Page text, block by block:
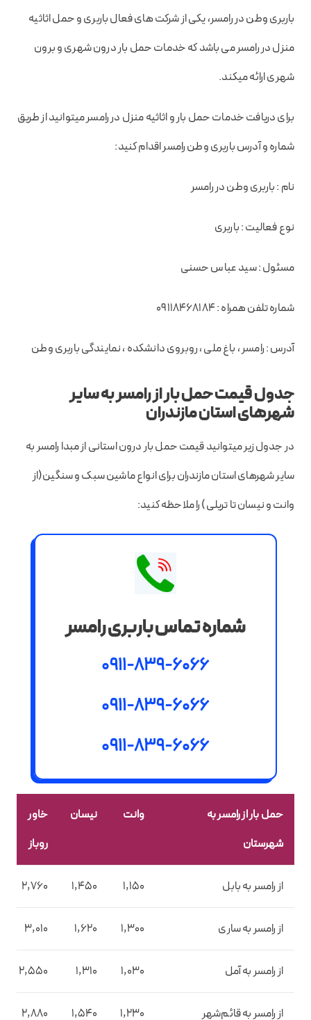
باربری وطن در رامسر، یکی از شرکت های فعال باربری و حمل اثاثیه
منزل در رامسر می باشد که خدمات حمل بار درون شهری و برون
شهری ارائه میکند.
برای دریافت خدمات حمل بار و اثاثیه منزل در رامسر میتوانید از طریق
شماره و آدرس باربری وطن رامسر اقدام کنید:
نام : باربری وطن در رامسر
نوع فعالیت : باربری
مسئول : سید عباس حسنی
شماره تلفن همراه : ۰۹۱۱۸۴۶۸۱۸۴
آدرس : رامسر ، باغ ملی ، روبروی دانشکده ، نمایندگی باربری وطن
جدول قیمت حمل بار از رامسر به سایر
شهرهای استان مازندران
در جدول زیر میتوانید قیمت حمل بار درون استانی از مبدا رامسر به
سایر شهرهای استان مازندران برای انواع ماشین سبک و سنگین(از
وانت و نیسان تا تریلی) را ملاحظه کنید:
شماره تماس باربری رامسر
0911-839-6066
0911-839-6066
0911-839-6066
حمل بار از رامسر به
شهرستان
وانت نیسان
خاور
روباز
از رامسر به بابل 1,150
1,450
2,760
از رامسر به ساری 1,300
1,620
3,010
از رامسر به آمل 1,030
1,310
2,550
از رامسر به قائم‌شهر 1,230
1,540
2,880